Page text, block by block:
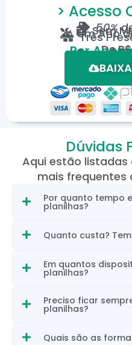
> Acesso
50%
Sem
Um Ano
Três
De
Por
Em até
*Oferta válida
Dúvidas
Aqui estão listadas
mais frequentes
Por quanto tempo
planilhas?
Quanto custa?
Em quantos
planilhas?
Preciso ficar
planilhas?
Quais são as